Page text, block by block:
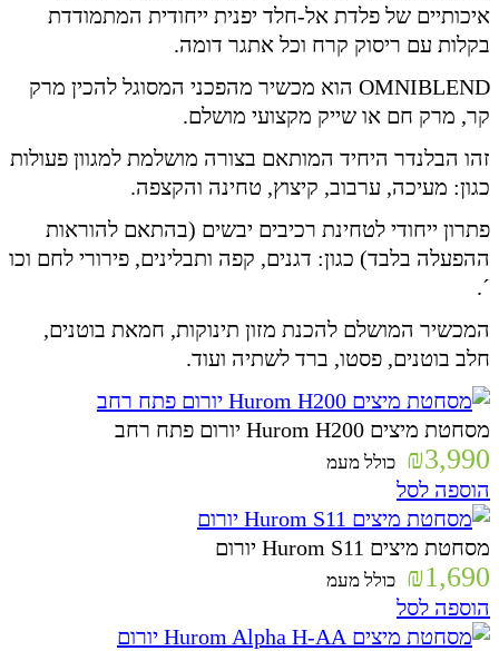
איכותיים של פלדת אל-חלד יפנית ייחודית המתמודדת
בקלות עם ריסוק קרח וכל אתגר דומה.
OMNIBLEND הוא מכשיר מהפכני המסוגל להכין מרק
קר, מרק חם או שייק מקצועי מושלם.
זהו הבלנדר היחיד המותאם בצורה מושלמת למגוון פעולות
כגון: מעיכה, ערבוב, קיצוץ, טחינה והקצפה.
פתרון ייחודי לטחינת רכיבים יבשים (בהתאם להוראות
ההפעלה בלבד) כגון: דגנים, קפה ותבלינים, פירורי לחם וכו
´.
המכשיר המושלם להכנת מזון תינוקות, חמאת בוטנים,
חלב בוטנים, פסטו, ברד לשתיה ועוד.
מסחטת מיצים Hurom H200 יורום פתח רחב
₪3,990 כולל מעמ
הוספה לסל
מסחטת ‏מיצים Hurom S11 יורום
₪1,690 כולל מעמ
הוספה לסל